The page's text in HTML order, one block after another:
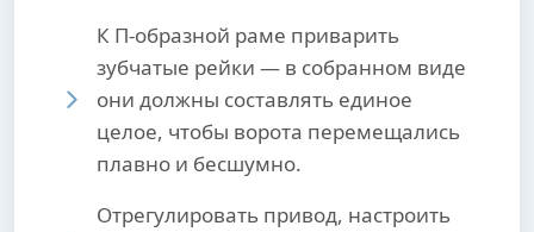
К П-образной раме приварить
зубчатые рейки — в собранном виде
они должны составлять единое
целое, чтобы ворота перемещались
плавно и бесшумно.
Отрегулировать привод, настроить